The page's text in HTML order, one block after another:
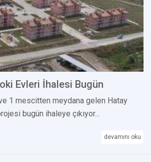
Evleri İhalesi Bugün
1 mescitten meydana gelen Hatay
bugün ihaleye çıkıyor...
devamını oku